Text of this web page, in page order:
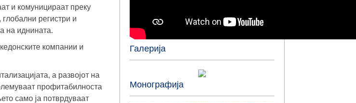
и комуницираат преку
глобални регистри и
на иднината.
компании и
а развојот на
профитабилноста
само ја потврдуваат
Галерија
Монографија